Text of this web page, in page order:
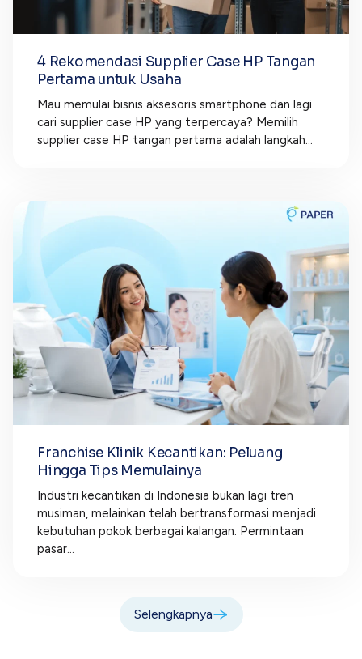
4 Rekomendasi Supplier Case HP Tangan
Pertama untuk Usaha
Mau memulai bisnis aksesoris smartphone dan lagi
cari supplier case HP yang terpercaya? Memilih
supplier case HP tangan pertama adalah langkah...
Franchise Klinik Kecantikan: Peluang
Hingga Tips Memulainya
Industri kecantikan di Indonesia bukan lagi tren
musiman, melainkan telah bertransformasi menjadi
kebutuhan pokok berbagai kalangan. Permintaan
pasar...
Selengkapnya